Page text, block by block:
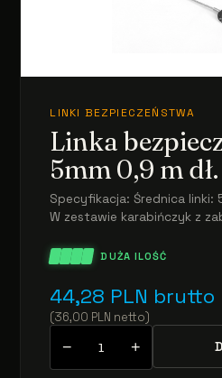
LINKI BEZPIECZEŃSTWA
Linka
5mm 0,9 m dł.
Specyfikacja: Średnica linki:
W zestawie karabińczyk z
DUŻA ILOŚĆ
44,28 PLN brutto
(36,00 PLN netto)
− +